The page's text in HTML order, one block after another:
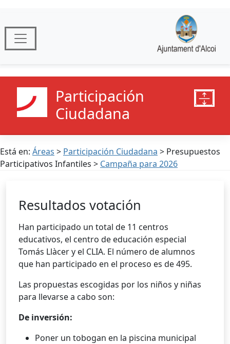
Participación
Ciudadana
Está en: Áreas > Participación Ciudadana > Presupuestos
Participativos Infantiles > Campaña para 2026
Resultados votación
Han participado un total de 11 centros
educativos, el centro de educación especial
Tomás Llàcer y el CLIA. El número de alumnos
que han participado en el proceso es de 495.
Las propuestas escogidas por los niños y niñas
para llevarse a cabo son:
De inversión:
Poner un tobogan en la piscina municipal